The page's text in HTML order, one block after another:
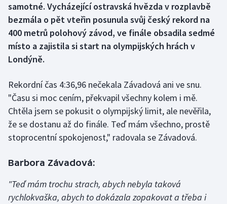
Florbal
Golf
Gymnastika
Házená
Jezdectví
Judo
Krasobruslení
samotné. Vycházející ostravská hvězda v rozplavbě
bezmála o pět vteřin posunula svůj český rekord na
400 metrů polohový závod, ve finále obsadila sedmé
místo a zajistila si start na olympijských hrách v
Londýně.
Rekordní čas 4:36,96 nečekala Závadová ani ve snu.
"Času si moc cením, překvapil všechny kolem i mě.
Chtěla jsem se pokusit o olympijský limit, ale nevěřila,
že se dostanu až do finále. Teď mám všechno, prostě
stoprocentní spokojenost," radovala se Závadová.
Barbora Závadová:
"Teď mám trochu strach, abych nebyla taková
rychlokvaška, abych to dokázala zopakovat a třeba i